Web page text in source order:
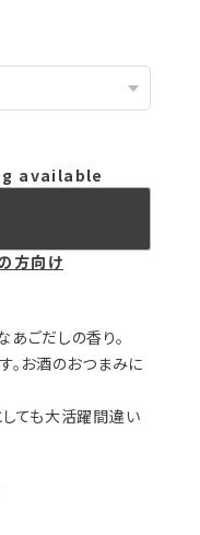
available
方向け
ごだしの香り。
。お酒のおつまみに
ても大活躍間違い